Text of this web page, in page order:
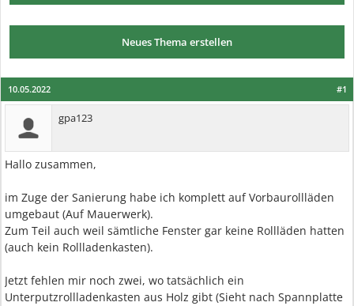
Neues Thema erstellen
#1
10.05.2022
gpa123
Hallo zusammen,
im Zuge der Sanierung habe ich komplett auf Vorbaurollläden
umgebaut (Auf Mauerwerk).
Zum Teil auch weil sämtliche Fenster gar keine Rollläden hatten
(auch kein Rollladenkasten).
Jetzt fehlen mir noch zwei, wo tatsächlich ein
Unterputzrollladenkasten aus Holz gibt (Sieht nach Spannplatte